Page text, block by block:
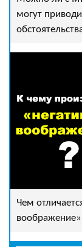
могут
Чем
воображение»